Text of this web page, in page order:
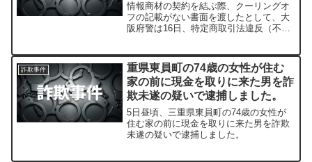
情報商材の契約を結ぶ際、クーリングオ
フの記載がない書面を渡したとして、大
阪府警は16日、特定商取引法違反（不備
詐欺事件
重県東員町の74歳の女性が住む
家の前に現金を取りに来た男を詐
欺未遂の疑いで逮捕しました。
5日昼頃、三重県東員町の74歳の女性が
住む家の前に現金を取りに来た男を詐欺
未遂の疑いで逮捕しました。